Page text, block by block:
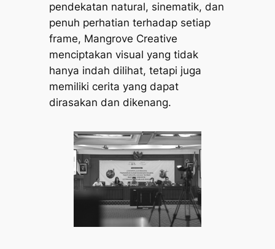
pendekatan natural, sinematik, dan
penuh perhatian terhadap setiap
frame, Mangrove Creative
menciptakan visual yang tidak
hanya indah dilihat, tetapi juga
memiliki cerita yang dapat
dirasakan dan dikenang.